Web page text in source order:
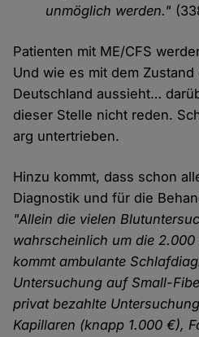
unmöglich werden."
Patienten mit ME/CFS
Und wie es mit dem
Deutschland aussieht…
dieser Stelle nicht reden.
arg untertrieben.
Hinzu kommt, dass schon
Diagnostik und für die
"Allein die vielen
wahrscheinlich um die
kommt ambulante
Untersuchung auf Small-
privat bezahlte
Kapillaren (knapp 1.000 €),